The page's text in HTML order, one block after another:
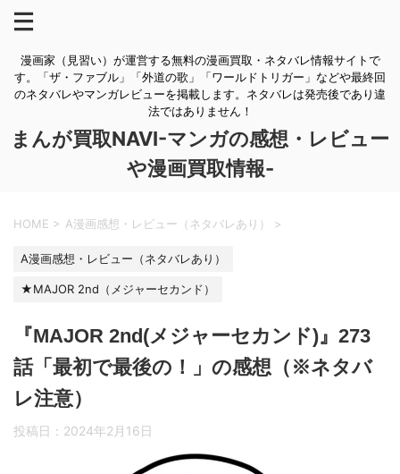
漫画家（見習い）が運営する無料の漫画買取・ネタバレ情報サイトで
す。「ザ・ファブル」「外道の歌」「ワールドトリガー」などや最終回
のネタバレやマンガレビューを掲載します。ネタバレは発売後であり違
法ではありません！
まんが買取NAVI-マンガの感想・レビュー
や漫画買取情報-
HOME > A漫画感想・レビュー（ネタバレあり） >
A漫画感想・レビュー（ネタバレあり）
★MAJOR 2nd（メジャーセカンド）
『MAJOR 2nd(メジャーセカンド)』273
話「最初で最後の！」の感想（※ネタバ
レ注意）
投稿日： 2024年2月16日